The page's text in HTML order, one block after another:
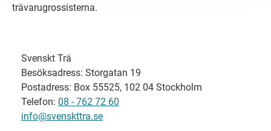
trävarugrossisterna.
Svenskt Trä
Besöksadress: Storgatan 19
Postadress: Box 55525, 102 04 Stockholm
Telefon: 08 - 762 72 60
info@svenskttra.se